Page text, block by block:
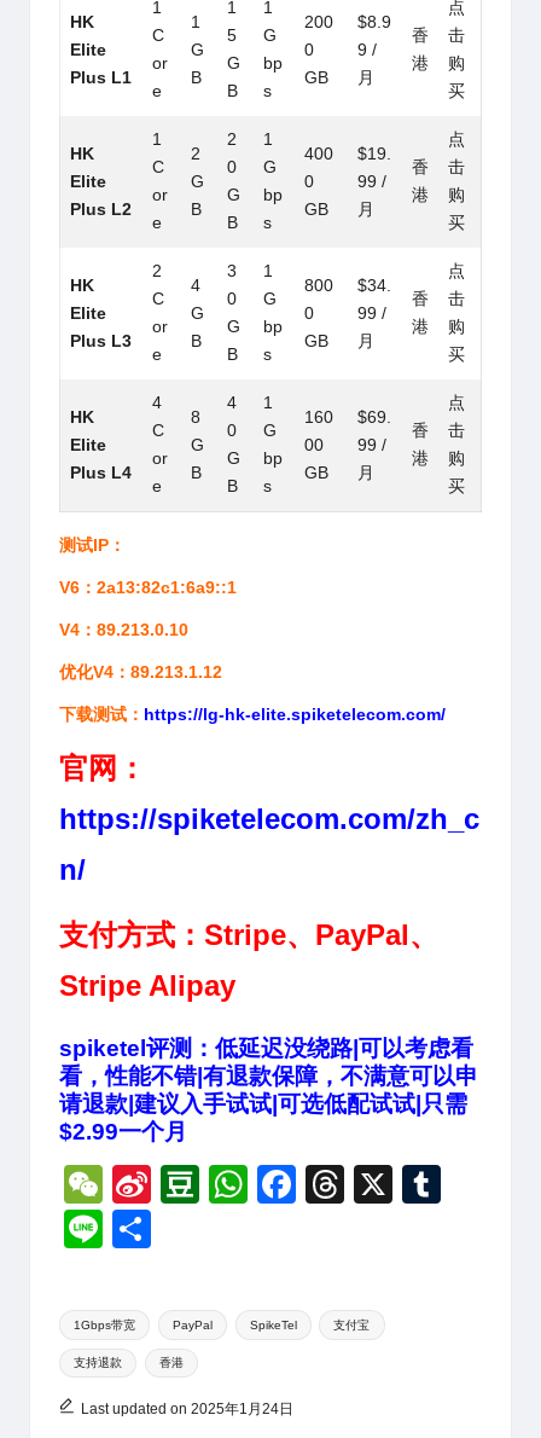
HK
Elite
Plus L1
1
C
or
e
1
G
B
1
5
G
B
1
G
bp
s
200
0
GB
$8.9
9 /
月
香
港
点
击
购
买
HK
Elite
Plus L2
1
C
or
e
2
G
B
2
0
G
B
1
G
bp
s
400
0
GB
$19.
99 /
月
香
港
点
击
购
买
HK
Elite
Plus L3
2
C
or
e
4
G
B
3
0
G
B
1
G
bp
s
800
0
GB
$34.
99 /
月
香
港
点
击
购
买
HK
Elite
Plus L4
4
C
or
e
8
G
B
4
0
G
B
1
G
bp
s
160
00
GB
$69.
99 /
月
香
港
点
击
购
买
测试IP：
V6：2a13:82c1:6a9::1
V4：89.213.0.10
优化V4：89.213.1.12
下载测试： https://lg-hk-elite.spiketelecom.com/
官网：
https://spiketelecom.com/zh_c
n/
支付方式：Stripe、PayPal、
Stripe Alipay
spiketel评测：低延迟没绕路|可以考虑看
看，性能不错|有退款保障，不满意可以申
请退款|建议入手试试|可选低配试试|只需
$2.99一个月
W
e
C
h
at
Si
W
ei
b
o
D
b
a
W
s
A
p
F
e
b
T
a
d
X
Li
e
Tags:
1Gbps带宽 PayPal SpikeTel 支付宝
支持退款 香港
Last updated on 2025年1月24日